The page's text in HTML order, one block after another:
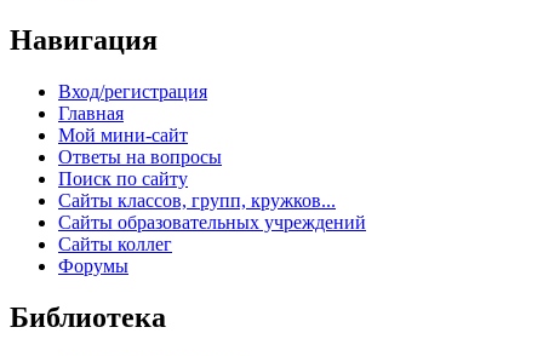
Навигация
Вход/регистрация
Главная
Мой мини-сайт
Ответы на вопросы
Поиск по сайту
Сайты классов, групп, кружков...
Сайты образовательных учреждений
Сайты коллег
Форумы
Библиотека